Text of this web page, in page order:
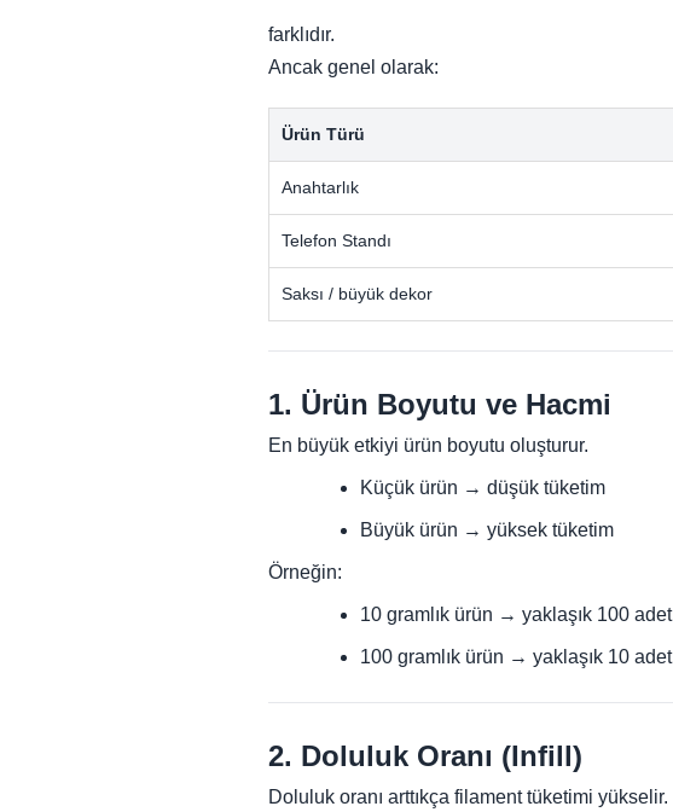
farklıdır.
Ancak genel olarak:
Ürün Türü
Anahtarlık
Telefon Standı
Saksı / büyük dekor
1. Ürün Boyutu ve Hacmi
En büyük etkiyi ürün boyutu oluşturur.
Küçük ürün → düşük tüketim
Büyük ürün → yüksek tüketim
Örneğin:
10 gramlık ürün → yaklaşık 100 adet
100 gramlık ürün → yaklaşık 10 adet
2. Doluluk Oranı (Infill)
Doluluk oranı arttıkça filament tüketimi yükselir.